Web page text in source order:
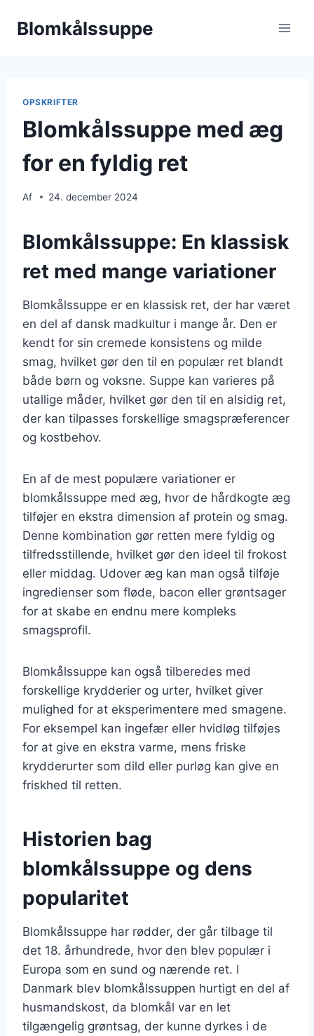
Blomkålssuppe
OPSKRIFTER
Blomkålssuppe med æg
for en fyldig ret
Af 24. december 2024
Blomkålssuppe: En klassisk
ret med mange variationer
Blomkålssuppe er en klassisk ret, der har været
en del af dansk madkultur i mange år. Den er
kendt for sin cremede konsistens og milde
smag, hvilket gør den til en populær ret blandt
både børn og voksne. Suppe kan varieres på
utallige måder, hvilket gør den til en alsidig ret,
der kan tilpasses forskellige smagspræferencer
og kostbehov.
En af de mest populære variationer er
blomkålssuppe med æg, hvor de hårdkogte æg
tilføjer en ekstra dimension af protein og smag.
Denne kombination gør retten mere fyldig og
tilfredsstillende, hvilket gør den ideel til frokost
eller middag. Udover æg kan man også tilføje
ingredienser som fløde, bacon eller grøntsager
for at skabe en endnu mere kompleks
smagsprofil.
Blomkålssuppe kan også tilberedes med
forskellige krydderier og urter, hvilket giver
mulighed for at eksperimentere med smagene.
For eksempel kan ingefær eller hvidløg tilføjes
for at give en ekstra varme, mens friske
krydderurter som dild eller purløg kan give en
friskhed til retten.
Historien bag
blomkålssuppe og dens
popularitet
Blomkålssuppe har rødder, der går tilbage til
det 18. århundrede, hvor den blev populær i
Europa som en sund og nærende ret. I
Danmark blev blomkålssuppen hurtigt en del af
husmandskost, da blomkål var en let
tilgængelig grøntsag, der kunne dyrkes i de